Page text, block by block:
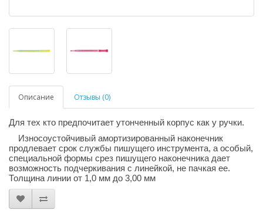
Описание Отзывы (0)
Для тех кто предпочитает утонченный корпус как у ручки.
Износоустойчивый амортизированный наконечник
продлевает срок службы пишущего инструмента, а особый,
специальной формы срез пишущего наконечника дает
возможность подчеркивания с линейкой, не пачкая ее.
Толщина линии от 1,0 мм до 3,00 мм